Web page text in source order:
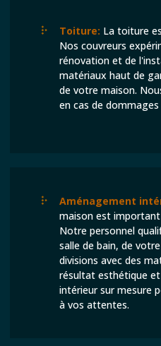
Toiture: La toiture
Nos couvreurs
rénovation et de
matériaux haut de
de votre maison.
en cas de
Aménagement
maison est
Notre personnel
salle de bain, de
divisions avec des
résultat esthétique
intérieur sur mesure
à vos attentes.